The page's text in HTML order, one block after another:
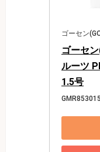
ゴーセン
ゴーセ
ルーツ
1.5号
GMR853015